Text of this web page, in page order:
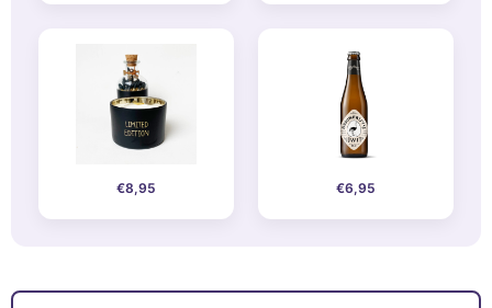
€8,95 €6,95